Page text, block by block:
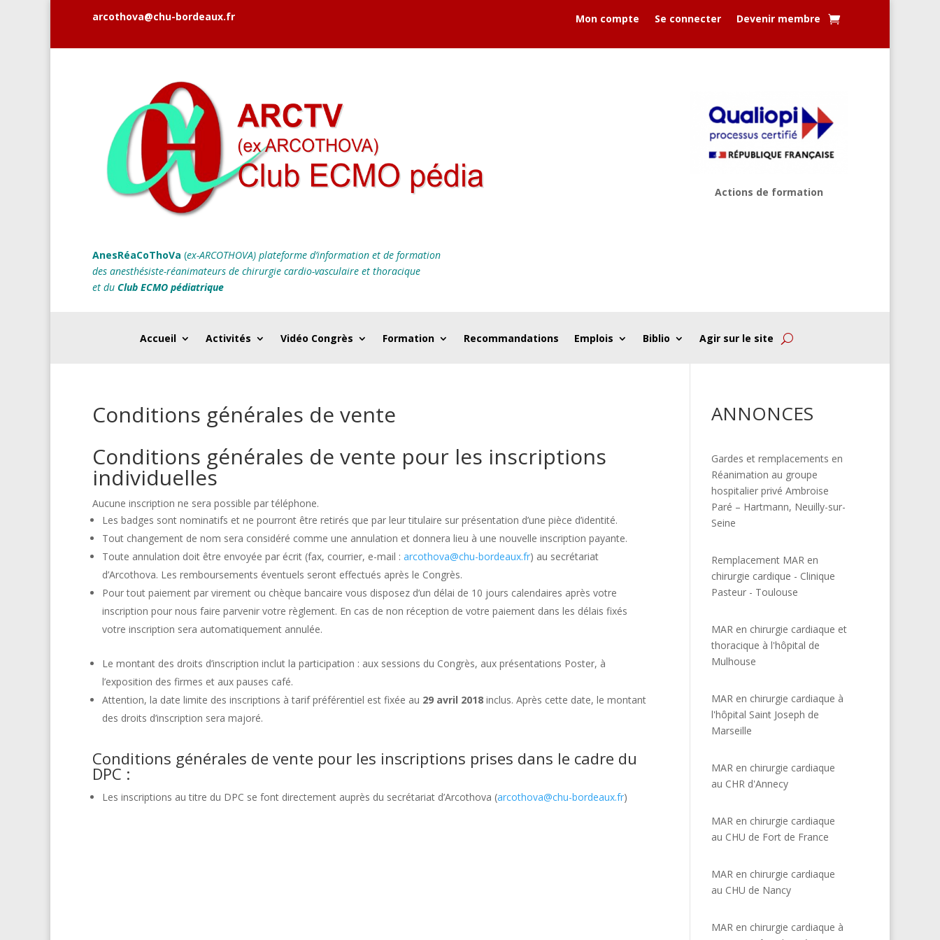
arcothova@chu-bordeaux.fr Mon compte Se connecter Devenir membre
AnesRéaCoThoVa (ex-ARCOTHOVA) plateforme d’information et de formation
des anesthésiste-réanimateurs de chirurgie cardio-vasculaire et thoracique
et du Club ECMO pédiatrique
Actions de formation
Accueil Activités Vidéo Congrès Formation Recommandations Emplois Biblio Agir sur le site
Conditions générales de vente
Conditions générales de vente pour les inscriptions
individuelles
Aucune inscription ne sera possible par téléphone.
Les badges sont nominatifs et ne pourront être retirés que par leur titulaire sur présentation d’une pièce d’identité.
Tout changement de nom sera considéré comme une annulation et donnera lieu à une nouvelle inscription payante.
Toute annulation doit être envoyée par écrit (fax, courrier, e-mail : arcothova@chu-bordeaux.fr) au secrétariat
d’Arcothova. Les remboursements éventuels seront effectués après le Congrès.
Pour tout paiement par virement ou chèque bancaire vous disposez d’un délai de 10 jours calendaires après votre
inscription pour nous faire parvenir votre règlement. En cas de non réception de votre paiement dans les délais fixés
votre inscription sera automatiquement annulée.
Le montant des droits d’inscription inclut la participation : aux sessions du Congrès, aux présentations Poster, à
l’exposition des firmes et aux pauses café.
Attention, la date limite des inscriptions à tarif préférentiel est fixée au 29 avril 2018 inclus. Après cette date, le montant
des droits d’inscription sera majoré.
Conditions générales de vente pour les inscriptions prises dans le cadre du
DPC :
Les inscriptions au titre du DPC se font directement auprès du secrétariat d’Arcothova (arcothova@chu-bordeaux.fr)
ANNONCES
Gardes et remplacements en
Réanimation au groupe
hospitalier privé Ambroise
Paré – Hartmann, Neuilly-sur-
Seine
Remplacement MAR en
chirurgie cardique - Clinique
Pasteur - Toulouse
MAR en chirurgie cardiaque et
thoracique à l'hôpital de
Mulhouse
MAR en chirurgie cardiaque à
l'hôpital Saint Joseph de
Marseille
MAR en chirurgie cardiaque
au CHR d'Annecy
MAR en chirurgie cardiaque
au CHU de Fort de France
MAR en chirurgie cardiaque
au CHU de Nancy
MAR en chirurgie cardiaque à